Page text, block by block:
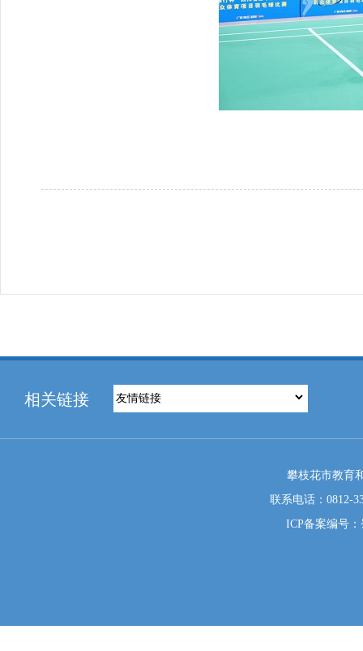
相关链接
攀枝花市教育
联系电话：0812-
ICP备案编号：